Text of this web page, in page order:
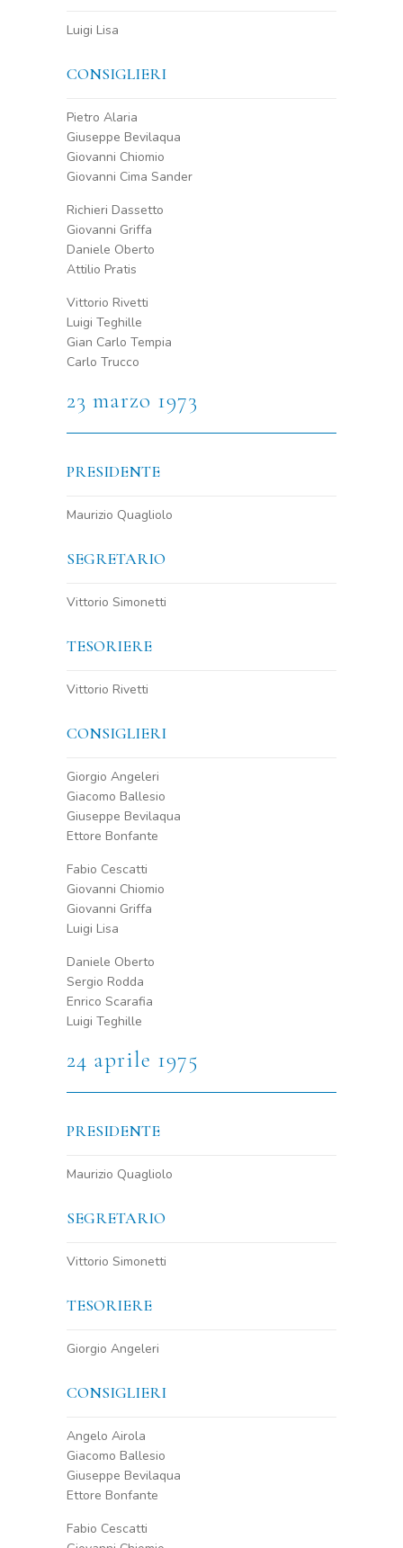
Luigi Lisa
CONSIGLIERI
Pietro Alaria
Giuseppe Bevilaqua
Giovanni Chiomio
Giovanni Cima Sander
Richieri Dassetto
Giovanni Griffa
Daniele Oberto
Attilio Pratis
Vittorio Rivetti
Luigi Teghille
Gian Carlo Tempia
Carlo Trucco
23 marzo 1973
PRESIDENTE
Maurizio Quagliolo
SEGRETARIO
Vittorio Simonetti
TESORIERE
Vittorio Rivetti
CONSIGLIERI
Giorgio Angeleri
Giacomo Ballesio
Giuseppe Bevilaqua
Ettore Bonfante
Fabio Cescatti
Giovanni Chiomio
Giovanni Griffa
Luigi Lisa
Daniele Oberto
Sergio Rodda
Enrico Scarafia
Luigi Teghille
24 aprile 1975
PRESIDENTE
Maurizio Quagliolo
SEGRETARIO
Vittorio Simonetti
TESORIERE
Giorgio Angeleri
CONSIGLIERI
Angelo Airola
Giacomo Ballesio
Giuseppe Bevilaqua
Ettore Bonfante
Fabio Cescatti